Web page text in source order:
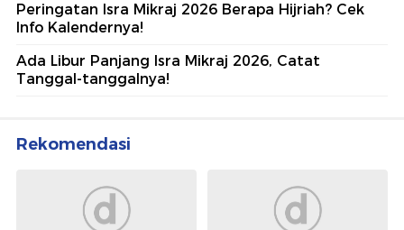
Peringatan Isra Mikraj 2026 Berapa Hijriah? Cek
Info Kalendernya!
Ada Libur Panjang Isra Mikraj 2026, Catat
Tanggal-tanggalnya!
Rekomendasi